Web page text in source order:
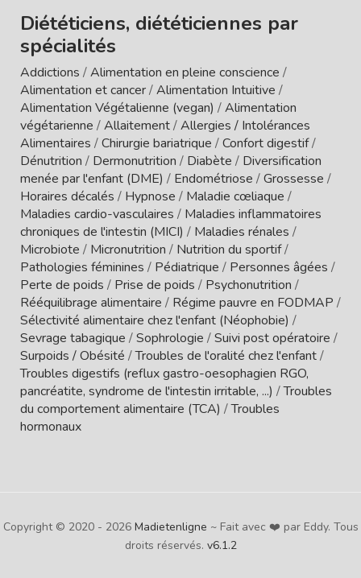
Diététiciens, diététiciennes par
spécialités
Addictions /Alimentation en pleine conscience /
Alimentation et cancer/Alimentation Intuitive /
Alimentation Végétalienne (vegan) /Alimentation
végétarienne /Allaitement/Allergies / Intolérances
Alimentaires /Chirurgie bariatrique /Confort digestif/
Dénutrition / Dermonutrition / Diabète / Diversification
menée par l'enfant (DME) / Endométriose /Grossesse /
Horaires décalés / Hypnose / Maladie cœliaque /
Maladies cardio-vasculaires / Maladies inflammatoires
chroniques de l'intestin (MICI) / Maladies rénales /
Microbiote / Micronutrition / Nutrition du sportif/
Pathologies féminines / Pédiatrique / Personnes âgées /
Perte de poids / Prise de poids / Psychonutrition /
Rééquilibrage alimentaire / Régime pauvre en FODMAP /
Sélectivité alimentaire chez l'enfant (Néophobie) /
Sevrage tabagique /Sophrologie /Suivi post opératoire /
Surpoids / Obésité /Troubles de l'oralité chez l'enfant/
Troubles digestifs (reflux gastro-oesophagien RGO,
pancréatite, syndrome de l'intestin irritable, ...) /Troubles
du comportement alimentaire (TCA) /Troubles
hormonaux
Copyright © 2020 - 2026 Madietenligne ~ Fait avec ❤️ par Eddy. Tous
droits réservés. v6.1.2